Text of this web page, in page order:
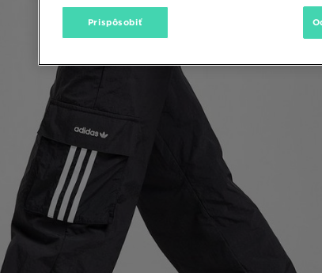
Prispôsobiť